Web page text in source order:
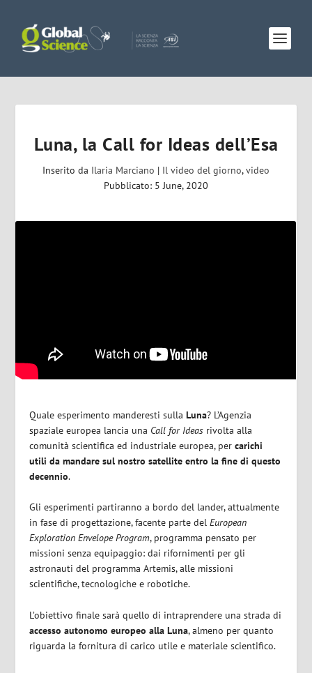
Luna, la Call for Ideas dell’Esa
Inserito da Ilaria Marciano | Il video del giorno,video
Pubblicato: 5 June, 2020
Quale esperimento manderesti sullaLuna? L’Agenzia
spaziale europea lancia una Call for Ideas rivolta alla
comunità scientifica ed industriale europea, per carichi
utili da mandare sul nostro satellite entro la fine di questo
decennio.
Gli esperimenti partiranno a bordo del lander, attualmente
in fase di progettazione, facente parte delEuropean
Exploration Envelope Program, programma pensato per
missioni senza equipaggio: dai rifornimenti per gli
astronauti del programma Artemis, alle missioni
scientifiche, tecnologiche e robotiche.
L’obiettivo finale sarà quello di intraprendere una strada di
accesso autonomo europeo alla Luna, almeno per quanto
riguarda la fornitura di carico utile e materiale scientifico.